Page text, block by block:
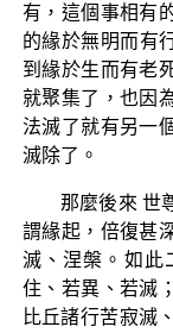
有，這個事相有
的緣於無明而有
到緣於生而有老
就聚集了，也因
法滅了就有另一
滅除了。
那麼後來 世
謂緣起，倍復甚
滅、涅槃。如此
住、若異、若滅
比丘諸行苦寂滅